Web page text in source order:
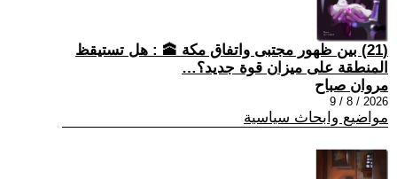
(21) بين ظهور مجتبى واتفاق مكة 🕋 : هل تستيقظ
المنطقة على ميزان قوة جديد؟…
مروان صباح
2026 / 8 / 9
مواضيع وابحاث سياسية